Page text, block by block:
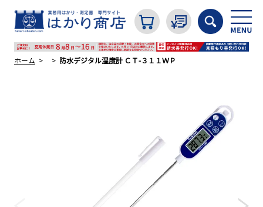
ホーム 防水デジタル温度計 ＣＴ-３１１ＷＰ